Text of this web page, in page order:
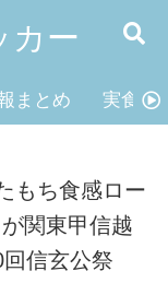
カー
まとめ 実食レ
もち食感ロー
関東甲信越
信玄公祭